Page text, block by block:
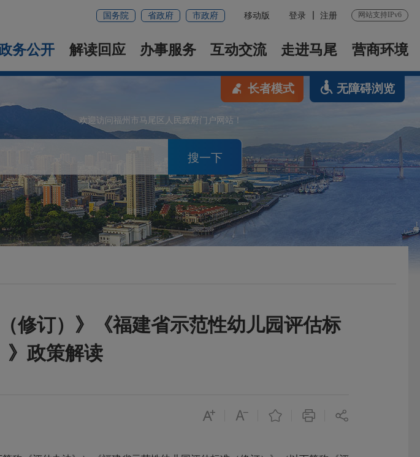
国务院 省政府 市政府 移动版 登录 注册 网站支持IPv6
务公开 解读回应 办事服务 互动交流 走进马尾 营商环境
欢迎访问福州市马尾区人民政府门户网站！
搜一下
长者模式 无障碍浏览
修订）》《福建省示范性幼儿园评估标
》政策解读